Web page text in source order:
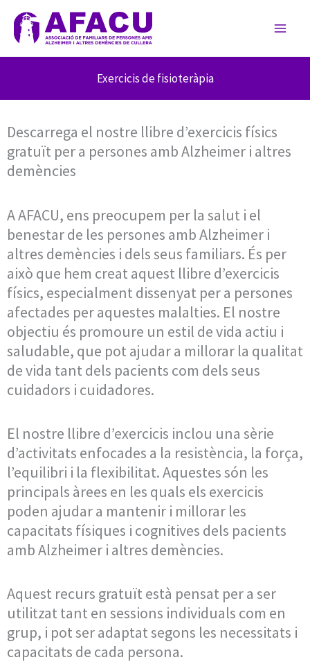
contenido
Exercicis de fisioteràpia
Descarrega el nostre llibre d’exercicis físics
gratuït per a persones amb Alzheimer i altres
demències
A AFACU, ens preocupem per la salut i el
benestar de les persones amb Alzheimer i
altres demències i dels seus familiars. És per
això que hem creat aquest llibre d’exercicis
físics, especialment dissenyat per a persones
afectades per aquestes malalties. El nostre
objectiu és promoure un estil de vida actiu i
saludable, que pot ajudar a millorar la qualitat
de vida tant dels pacients com dels seus
cuidadors i cuidadores.
El nostre llibre d’exercicis inclou una sèrie
d’activitats enfocades a la resistència, la força,
l’equilibri i la flexibilitat. Aquestes són les
principals àrees en les quals els exercicis
poden ajudar a mantenir i millorar les
capacitats físiques i cognitives dels pacients
amb Alzheimer i altres demències.
Aquest recurs gratuït està pensat per a ser
utilitzat tant en sessions individuals com en
grup, i pot ser adaptat segons les necessitats i
capacitats de cada persona.